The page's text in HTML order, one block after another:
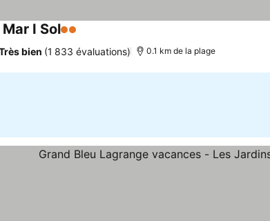
I Sol2 Étoiles
bien (1 833 évaluations) 0.1 km de la plage